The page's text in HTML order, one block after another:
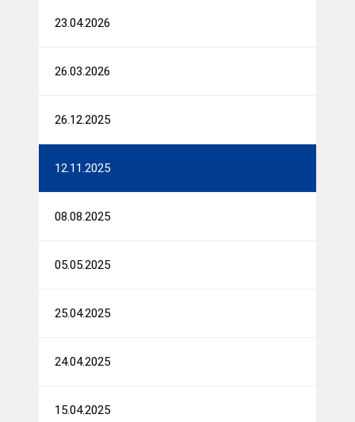
23.04.2026
26.03.2026
26.12.2025
12.11.2025
08.08.2025
05.05.2025
25.04.2025
24.04.2025
15.04.2025